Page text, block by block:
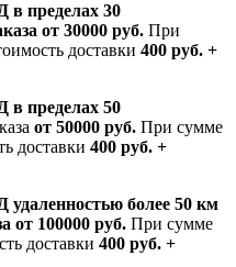
пределах 30
от 30000 руб. При
доставки 400 руб. +
пределах 50
от 50000 руб. При сумме
доставки 400 руб. +
более 50 км
от 100000 руб. При сумме
доставки 400 руб. +